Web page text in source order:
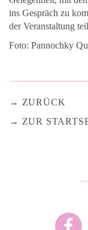
ins Gespräch zu
der Veranstaltung
Foto: Pannochky
ZURÜCK
ZUR